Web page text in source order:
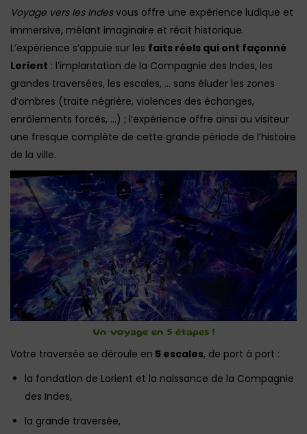
Voyage vers les Indesvous offre une expérience ludique et
immersive, mêlant imaginaire et récit historique.
L’expérience s’appuie sur les faits réels qui ont façonné
Lorient : l’implantation de la Compagnie des Indes, les
grandes traversées, les escales, … sans éluder les zones
d’ombres (traite négrière, violences des échanges,
enrôlements forcés, …) ; l’expérience offre ainsi au visiteur
une fresque complète de cette grande période de l’histoire
de la ville.
Un voyage en 5 étapes !
Votre traversée se déroule en 5 escales, de port à port :
la fondation de Lorient et la naissance de la Compagnie
des Indes,
la grande traversée,